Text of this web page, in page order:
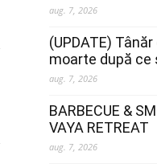
aug. 7, 2026
(UPDATE)
moarte după
aug. 7, 2026
BARBECUE &
VAYA RETREAT
aug. 7, 2026